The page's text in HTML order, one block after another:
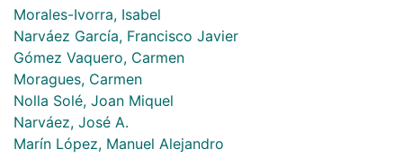
Morales-Ivorra, Isabel
Narváez García, Francisco Javier
Gómez Vaquero, Carmen
Moragues, Carmen
Nolla Solé, Joan Miquel
Narváez, José A.
Marín López, Manuel Alejandro